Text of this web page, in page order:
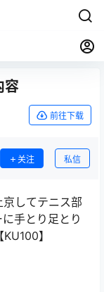
容
前往下载
关注 私信
してテニス部
手とり足とり
】